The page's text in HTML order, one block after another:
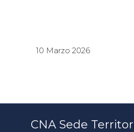
10 Marzo 2026
CNA Sede